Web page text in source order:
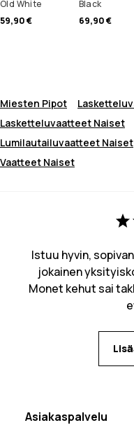
Old White
59,90 €
Black
69,90 €
Miesten Pipot
Lasketteluvaatteet Naiset
Lumilautailuvaatteet Naiset
Vaatteet Naiset
Istuu hyvin,
jokainen
Monet kehut sai
Asiakaspalvelu